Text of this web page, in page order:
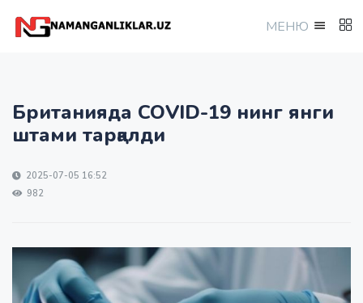
МEНЮ
Британияда COVID-19 нинг янги
штами тарқалди
2025-07-05 16:52
982